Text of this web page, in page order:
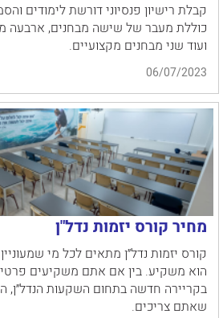
קבלת רישיון פנסיוני דורשת לימודים
כוללת מעבר של שישה מבחנים, ארבעה
ועוד שני מבחנים מקצועיים.
06/07/2023
מחיר קורס יזמות נדל"ן
קורס יזמות נדל״ן מתאים לכל מי
הוא משקיע. בין אם אתם משקיעים
בקריירה חדשה בתחום השקעות הנדל״ן,
שאתם צריכים.